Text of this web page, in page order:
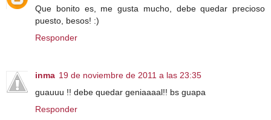
Que bonito es, me gusta mucho, debe quedar precioso
puesto, besos! :)
Responder
inma 19 de noviembre de 2011 a las 23:35
guauuu !! debe quedar geniaaaal!! bs guapa
Responder